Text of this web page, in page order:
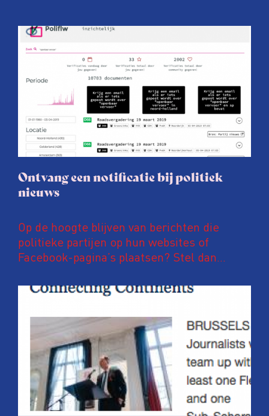
Ontvang een notificatie bij politiek
nieuws
Op de hoogte blijven van berichten die
politieke partijen op hun websites of
Facebook-pagina’s plaatsen? Stel dan
zijn meer dan 600.000 nieuwsberichten van
meer dan 800 nationale, regionale en lokale
politieke partijen te vinden. Ben je
bijvoorbeeld geïnteresseerd in
energietransitie, hoogbouw of
fietsinfrastructuur? Dan kan je eenvoudig
instellen dat je direct, elk uur of eke zes
uur een e-mail wil ontvangen over deze
zoekwoorden. Ideaal voor betrokken